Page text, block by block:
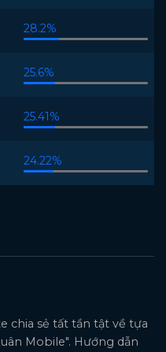
28.2%
25.6%
25.41%
24.22%
chia sẻ tất tần tật về tựa
Mobile". Hướng dẫn